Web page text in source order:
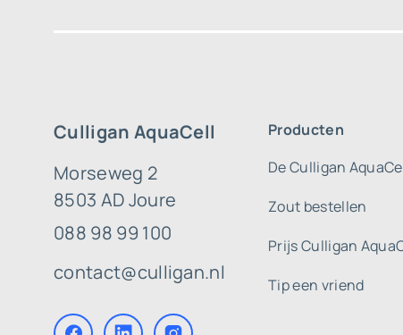
Culligan AquaCell
Morseweg 2
8503 AD Joure
088 98 99 100
contact@culligan.nl
Producten
De Culligan
Zout bestellen
Prijs Culligan
Tip een vriend